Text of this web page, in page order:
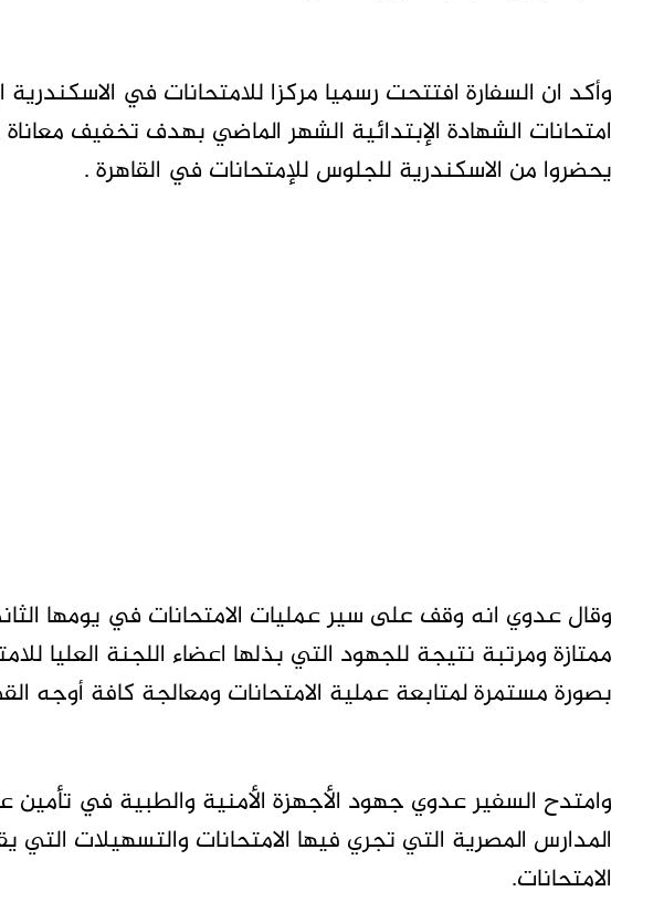
وأكد ان السفارة افتتحت رسميا مركزا للامتحانات في
امتحانات الشهادة الإبتدائية الشهر الماضي بهدف تخفيف
يحضروا من الاسكندرية للجلوس للإمتحانات في القاهرة .
وقال عدوي انه وقف على سير عمليات الامتحانات في يومها
ممتازة ومرتبة نتيجة للجهود التي بذلها اعضاء اللجنة العليا
بصورة مستمرة لمتابعة عملية الامتحانات ومعالجة كافة أوجه
وامتدح السفير عدوي جهود الأجهزة الأمنية والطبية في تأمين
المدارس المصرية التي تجري فيها الامتحانات والتسهيلات
الامتحانات.